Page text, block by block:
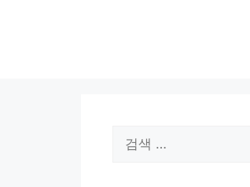
색: